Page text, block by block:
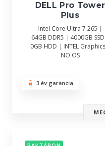
DELL Pro Tower
Plus
Intel Core Ultra 7 265 |
64GB DDR5 | 4000GB
0GB HDD | INTEL
NO OS
3 év garancia